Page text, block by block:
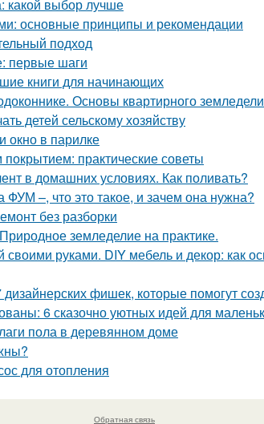
какой выбор лучше
основные принципы и рекомендации
подход
первые шаги
книги для начинающих
Основы квартирного
детей сельскому хозяйству
окно в парилке
практические советы
в домашних условиях. Как поливать?
–, что это такое, и зачем она нужна?
без разборки
земледелие на практике.
своими руками. DIY мебель и декор: как
фишек, которые помогут
6 сказочно уютных идей для
пола в деревянном доме
для отопления
Обратная связь